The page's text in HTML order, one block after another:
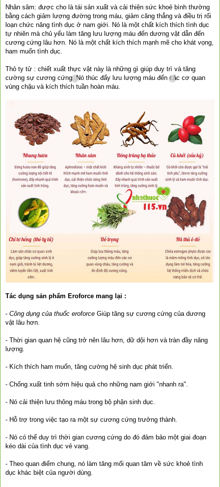
Nhân sâm: được cho là tái sản xuất và cải thiện sức khoẻ bình thường
bằng cách giảm lượng đường trong máu, giảm căng thẳng và điều trị rối
loạn chức năng tình dục ở nam giới. Nó là một chất kích thích tình dục
tự nhiên mà chủ yếu làm tăng lưu lượng máu đến dương vật dẫn đến
cương cứng lâu hơn. Nó là một chất kích thích mạnh mẽ cho khát vọng,
ham muốn tình dục.
Thỏ ty tử : chiết xuất thực vật này là những gì giúp duy trì và tăng
cường sự cương cứng. Nó thúc đẩy lưu lượng máu đến các cơ quan
vùng chậu và kích thích tuần hoàn máu.
Tác dụng sản phẩm Eroforce mang lại :
- Công dụng của thuốc eroforce Giúp tăng sự cương cứng của dương
vật lâu hơn.
- Thời gian quan hệ cũng trở nên lâu hơn, dữ dội hơn và tràn đầy năng
lượng.
- Kích thích ham muốn, tăng cường hệ sinh dục phát triển.
- Chống xuất tinh sớm hiệu quả cho những nam giới "nhanh ra".
- Nó cải thiện lưu thông máu trong bộ phận sinh dục.
- Hỗ trợ trong việc tạo ra một sự cương cứng trưởng thành.
- Nó có thể duy trì thời gian cương cứng do đó đảm bảo một giai đoạn
kéo dài của tình dục vẻ vang.
- Theo quan điểm chung, nó làm tăng mối quan tâm về sức khoẻ tình
dục khác biệt của người dùng.